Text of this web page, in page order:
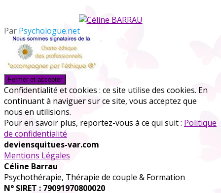
Par Psychologue.net
Confidentialité et cookies : ce site utilise des cookies. En
continuant à naviguer sur ce site, vous acceptez que
nous en utilisions.
Pour en savoir plus, reportez-vous à ce qui suit : Politique
de confidentialité
deviensquitues-var.com
Mentions Légales
Céline Barrau
Psychothérapie, Thérapie de couple & Formation
N° SIRET : 79091970800020